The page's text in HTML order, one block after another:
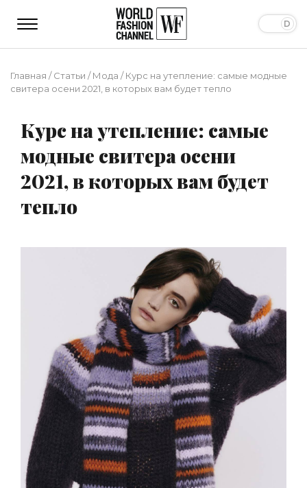
Главная /Статьи /Мода /Курс на утепление: самые модные
свитера осени 2021, в которых вам будет тепло
Курс на утепление: самые
модные свитера осени
2021, в которых вам будет
тепло